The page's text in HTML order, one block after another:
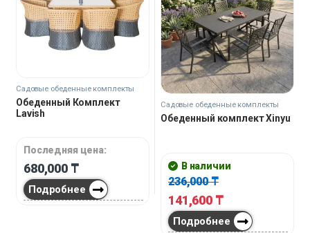
Садовые обеденные комплекты
Обеденный Комплект
Lavish
Последняя цена:
680,000 ₸
Подробнее
Садовые обеденные комплекты
Обеденный комплект Xinyu
В наличии
236,000₸
141,600 ₸
Подробнее